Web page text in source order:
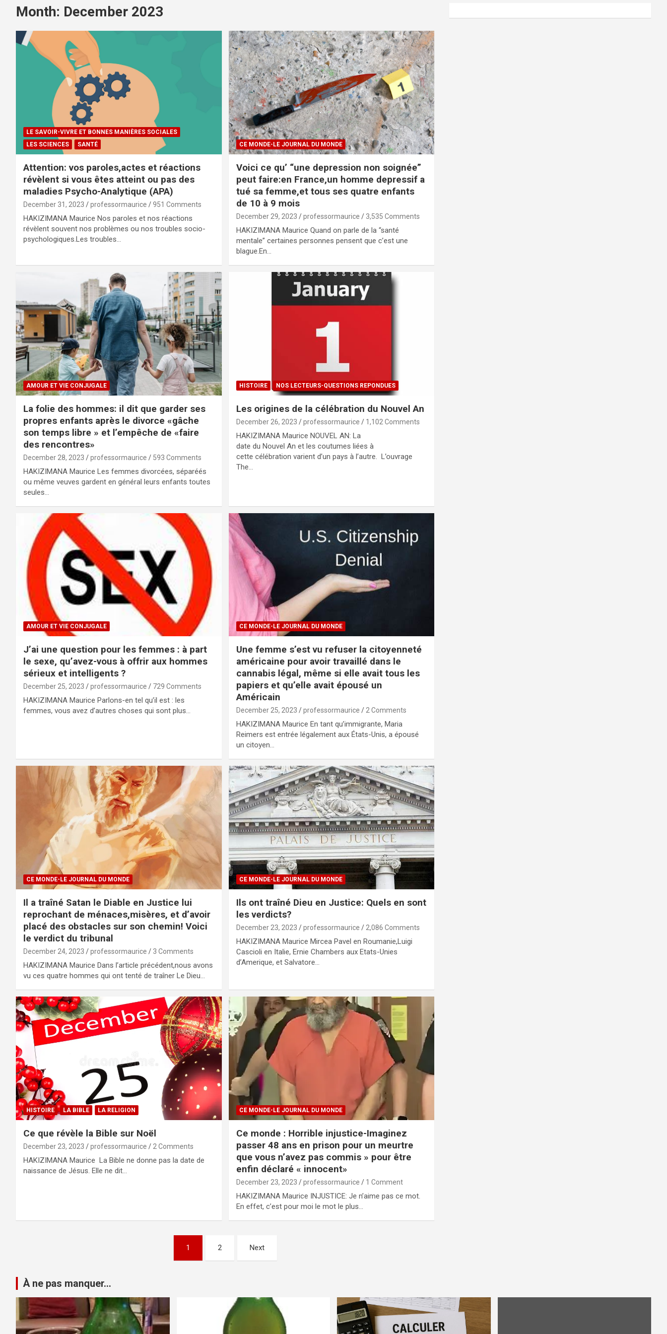
Month: December 2023
LE SAVOIR-VIVRE ET BONNES MANIÈRES SOCIALES
LES SCIENCES
SANTÉ
Attention: vos paroles,actes et réactions
révèlent si vous êtes atteint ou pas des
maladies Psycho-Analytique (APA)
December 31, 2023 professormaurice 951 Comments
HAKIZIMANA Maurice Nos paroles et nos réactions
révèlent souvent nos problèmes ou nos troubles socio-
psychologiques.Les troubles…
CE MONDE-LE JOURNAL DU MONDE
Voici ce qu’ “une depression non soignée”
peut faire:en France,un homme depressif a
tué sa femme,et tous ses quatre enfants
de 10 à 9 mois
December 29, 2023 professormaurice 3,535 Comments
HAKIZIMANA Maurice Quand on parle de la “santé
mentale” certaines personnes pensent que c’est une
blague.En…
AMOUR ET VIE CONJUGALE
La folie des hommes: il dit que garder ses
propres enfants après le divorce «gâche
son temps libre » et l’empêche de «faire
des rencontres»
December 28, 2023 professormaurice 593 Comments
HAKIZIMANA Maurice Les femmes divorcées, séparéés
ou même veuves gardent en général leurs enfants toutes
seules…
HISTOIRE NOS LECTEURS-QUESTIONS REPONDUES
Les origines de la célébration du Nouvel An
December 26, 2023 professormaurice 1,102 Comments
HAKIZIMANA Maurice NOUVEL AN: La
date du Nouvel An et les coutumes liées à
cette célébration varient d’un pays à l’autre. L’ouvrage
The…
AMOUR ET VIE CONJUGALE
J’ai une question pour les femmes : à part
le sexe, qu’avez-vous à offrir aux hommes
sérieux et intelligents ?
December 25, 2023 professormaurice 729 Comments
HAKIZIMANA Maurice Parlons-en tel qu’il est : les
femmes, vous avez d’autres choses qui sont plus…
CE MONDE-LE JOURNAL DU MONDE
Une femme s’est vu refuser la citoyenneté
américaine pour avoir travaillé dans le
cannabis légal, même si elle avait tous les
papiers et qu’elle avait épousé un
Américain
December 25, 2023 professormaurice 2 Comments
HAKIZIMANA Maurice En tant qu’immigrante, Maria
Reimers est entrée légalement aux États-Unis, a épousé
un citoyen…
CE MONDE-LE JOURNAL DU MONDE
Il a traîné Satan le Diable en Justice lui
reprochant de ménaces,misères, et d’avoir
placé des obstacles sur son chemin! Voici
le verdict du tribunal
December 24, 2023 professormaurice 3 Comments
HAKIZIMANA Maurice Dans l’article précédent,nous avons
vu ces quatre hommes qui ont tenté de traîner Le Dieu…
CE MONDE-LE JOURNAL DU MONDE
Ils ont traîné Dieu en Justice: Quels en sont
les verdicts?
December 23, 2023 professormaurice 2,086 Comments
HAKIZIMANA Maurice Mircea Pavel en Roumanie,Luigi
Cascioli en Italie, Ernie Chambers aux Etats-Unies
d’Amerique, et Salvatore…
HISTOIRE LA BIBLE LA RELIGION
Ce que révèle la Bible sur Noël
December 23, 2023 professormaurice 2 Comments
HAKIZIMANA Maurice La Bible ne donne pas la date de
naissance de Jésus. Elle ne dit…
CE MONDE-LE JOURNAL DU MONDE
Ce monde : Horrible injustice-Imaginez
passer 48 ans en prison pour un meurtre
que vous n’avez pas commis » pour être
enfin déclaré « innocent»
December 23, 2023 professormaurice 1 Comment
HAKIZIMANA Maurice INJUSTICE: Je n’aime pas ce mot.
En effet, c’est pour moi le mot le plus…
1 2 Next
À ne pas manquer...